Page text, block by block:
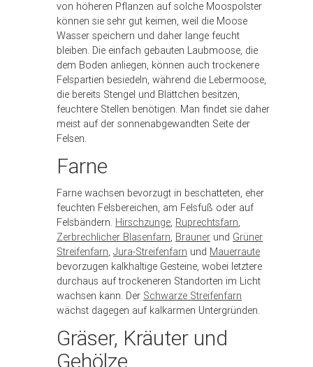
von höheren Pflanzen auf solche Moospolster
können sie sehr gut keimen, weil die Moose
Wasser speichern und daher lange feucht
bleiben. Die einfach gebauten Laubmoose, die
dem Boden anliegen, können auch trockenere
Felspartien besiedeln, während die Lebermoose,
die bereits Stengel und Blättchen besitzen,
feuchtere Stellen benötigen. Man findet sie daher
meist auf der sonnenabgewandten Seite der
Felsen.
Farne
Farne wachsen bevorzugt in beschatteten, eher
feuchten Felsbereichen, am Felsfuß oder auf
Felsbändern. Hirschzunge, Ruprechtsfarn,
Zerbrechlicher Blasenfarn, Brauner und Grüner
Streifenfarn, Jura-Streifenfarn und Mauerraute
bevorzugen kalkhaltige Gesteine, wobei letztere
durchaus auf trockeneren Standorten im Licht
wachsen kann. Der Schwarze Streifenfarn
wächst dagegen auf kalkarmen Untergründen.
Gräser, Kräuter und
Gehölze